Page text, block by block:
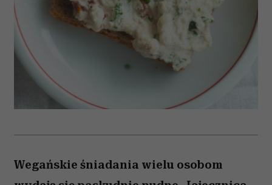
Wegańskie śniadania wielu osobom